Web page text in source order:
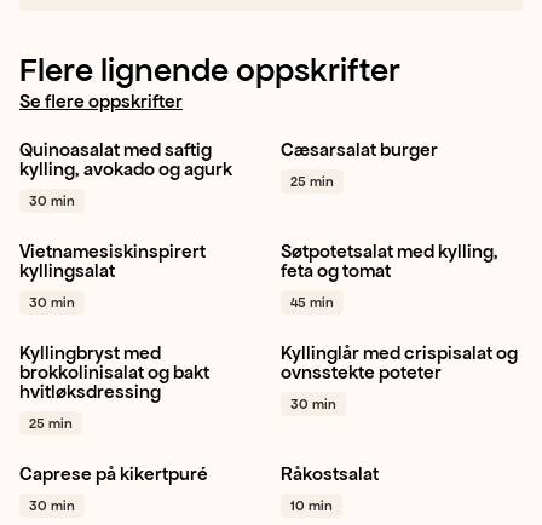
Flere lignende oppskrifter
Se flere oppskrifter
Salat Kylling
Brokkoli
Quinoasalat med saftig
kylling, avokado og agurk
30 min
Burger Salat
Hjertesalat
+ 1
Cæsarsalat burger
25 min
Kylling Hjertesalat
Vietnamesiskinspirert
kyllingsalat
30 min
Kylling Tomat Salat + 1
Søtpotetsalat med kylling,
feta og tomat
45 min
Kylling Brokkoli
Hvitløk
+ 1
Kyllingbryst med
brokkolinisalat og bakt
hvitløksdressing
25 min
Sommer Kylling
Epler
Kyllinglår med crispisalat og
ovnsstekte poteter
30 min
Salat
Bønne
Pinjekjerner
Caprese på kikertpuré
30 min
Gulrot Spisskål
+ 1
Råkostsalat
10 min